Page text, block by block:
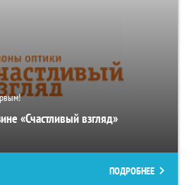
«Счастливый взгляд»
ПОДРОБНЕЕ